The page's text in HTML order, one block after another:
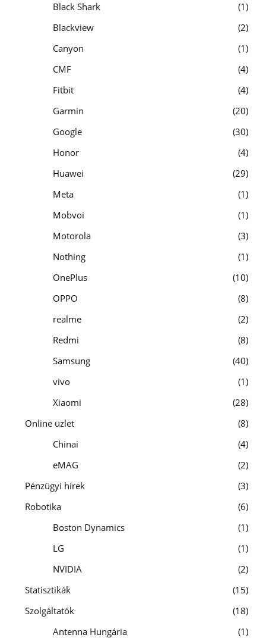
Black Shark
1
Blackview
2
Canyon
1
CMF
4
Fitbit
4
Garmin
20
Google
30
Honor
4
Huawei
29
Meta
1
Mobvoi
1
Motorola
3
Nothing
1
OnePlus
10
OPPO
8
realme
2
Redmi
8
Samsung
40
vivo
1
Xiaomi
28
Online üzlet
8
Chinai
4
eMAG
2
Pénzügyi hírek
3
Robotika
6
Boston Dynamics
1
LG
1
NVIDIA
2
Statisztikák
15
Szolgáltatók
18
Antenna Hungária
1